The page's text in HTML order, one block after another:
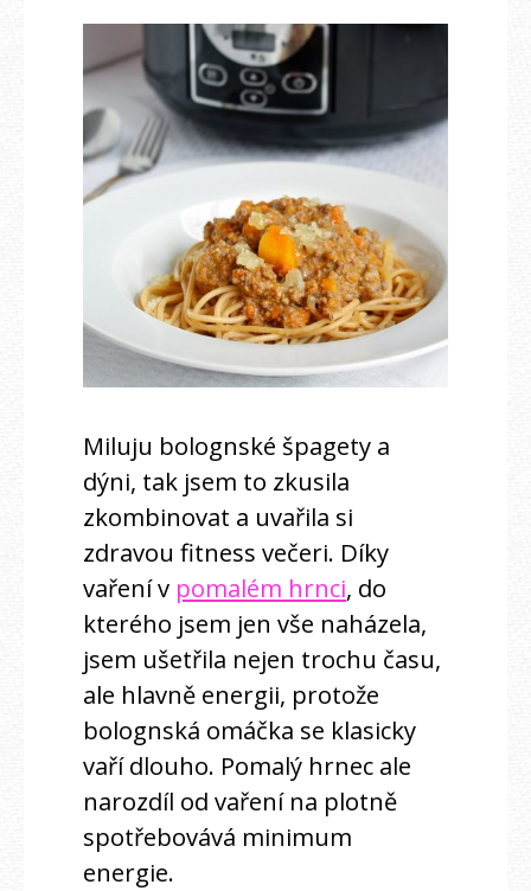
Miluju bolognské špagety a
dýni, tak jsem to zkusila
zkombinovat a uvařila si
zdravou fitness večeri. Díky
vaření v pomalém hrnci, do
kterého jsem jen vše naházela,
jsem ušetřila nejen trochu času,
ale hlavně energii, protože
bolognská omáčka se klasicky
vaří dlouho. Pomalý hrnec ale
narozdíl od vaření na plotně
spotřebovává minimum
energie.